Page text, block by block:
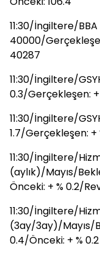
11:30/İngiltere/
40000/
40287
11:30/İngiltere/
0.3/Gerçekleşen: +
11:30/İngiltere/
1.7/Gerçekleşen: +
11:30/İngiltere/
(aylık)/Mayıs/
Önceki: + % 0.2/
11:30/İngiltere/
(3ay/3ay)/Mayıs/
0.4/Önceki: + % 0.2